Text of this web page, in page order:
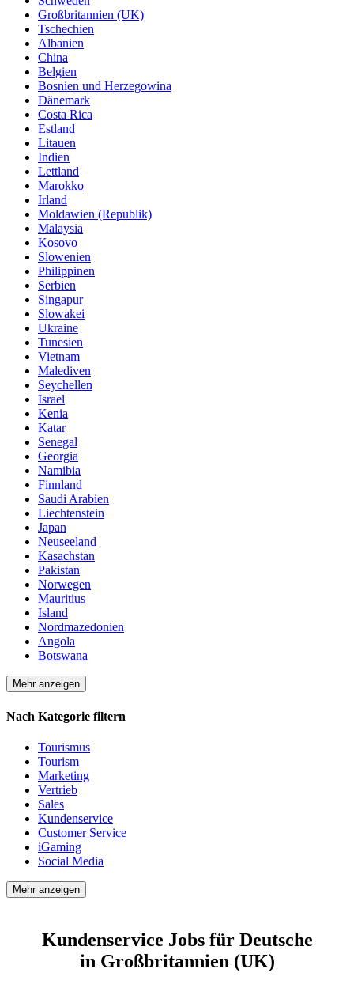
Großbritannien (UK)
Tschechien
Albanien
China
Belgien
Bosnien und Herzegowina
Dänemark
Costa Rica
Estland
Litauen
Indien
Lettland
Marokko
Irland
Moldawien (Republik)
Malaysia
Kosovo
Slowenien
Philippinen
Serbien
Singapur
Slowakei
Ukraine
Tunesien
Vietnam
Malediven
Seychellen
Israel
Kenia
Katar
Senegal
Georgia
Namibia
Finnland
Saudi Arabien
Liechtenstein
Japan
Neuseeland
Kasachstan
Pakistan
Norwegen
Mauritius
Island
Nordmazedonien
Angola
Botswana
Mehr anzeigen
Nach Kategorie filtern
Tourismus
Tourism
Marketing
Vertrieb
Sales
Kundenservice
Customer Service
iGaming
Social Media
Mehr anzeigen
Kundenservice Jobs für Deutsche
in Großbritannien (UK)